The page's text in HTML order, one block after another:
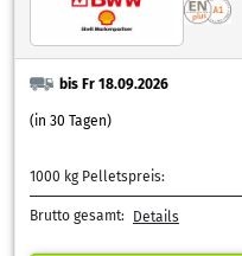
bis Fr 18.09.2026
(in 30 Tagen)
1000 kg Pelletspreis:
Brutto gesamt: Details